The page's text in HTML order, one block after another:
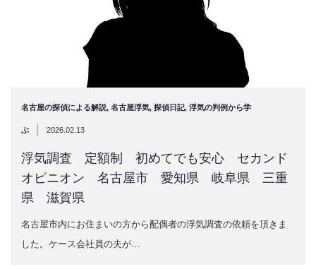
名古屋の探偵による解説, 名古屋浮気, 探偵日記, 浮気の判例から学
ぶ 2026.02.13
浮気調査 定額制 初めてでも安心 セカンド
オピニオン 名古屋市 愛知県 岐阜県 三重
県 滋賀県
名古屋市内にお住まいの方から配偶者の浮気調査の依頼を頂きま
した。ケース会社員の夫が…